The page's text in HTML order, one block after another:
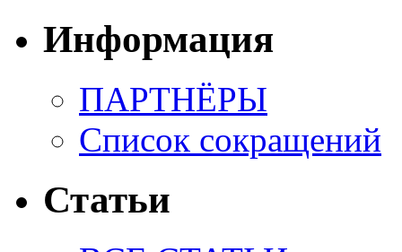
Информация
ПАРТНЁРЫ
Список сокращений
Статьи